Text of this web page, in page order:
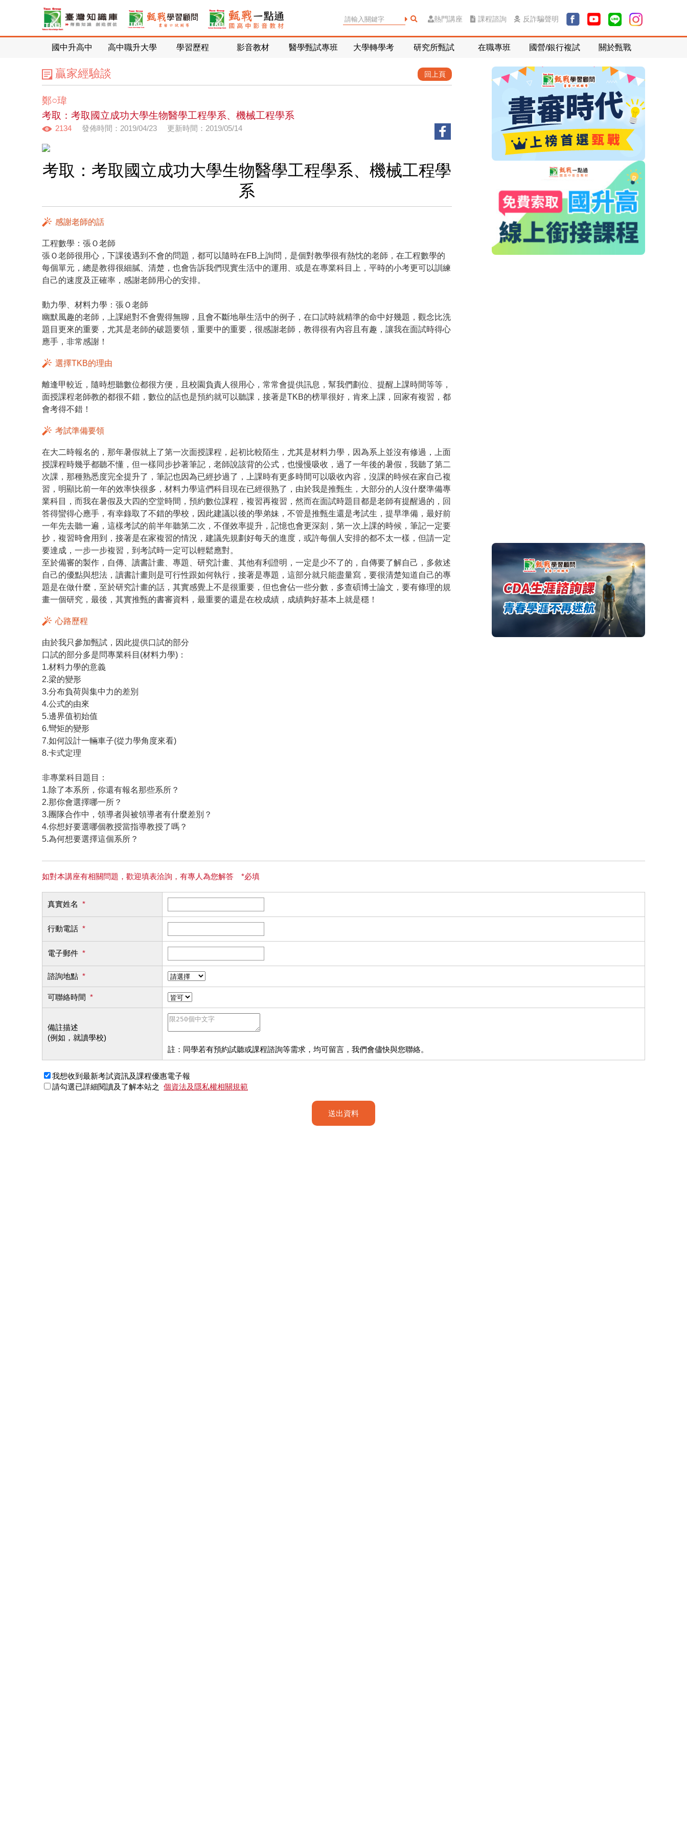
熱門講座 課程諮詢 反詐騙聲明
國中升高中 高中職升大學 學習歷程 影音教材 醫學甄試專班 大學轉學考 研究所甄試 在職專班 國營/銀行複試 關於甄戰
贏家經驗談 回上頁
鄭○瑋
考取：考取國立成功大學生物醫學工程學系、機械工程學系
2134 發佈時間：2019/04/23 更新時間：2019/05/14
考取：考取國立成功大學生物醫學工程學系、機械工程學
系
感謝老師的話
工程數學：張Ｏ老師
張Ｏ老師很用心，下課後遇到不會的問題，都可以隨時在FB上詢問，是個對教學很有熱忱的老師，在工程數學的
每個單元，總是教得很細膩、清楚，也會告訴我們現實生活中的運用、或是在專業科目上，平時的小考更可以訓練
自己的速度及正確率，感謝老師用心的安排。
動力學、材料力學：張Ｏ老師
幽默風趣的老師，上課絕對不會覺得無聊，且會不斷地舉生活中的例子，在口試時就精準的命中好幾題，觀念比洗
題目更來的重要，尤其是老師的破題要領，重要中的重要，很感謝老師，教得很有內容且有趣，讓我在面試時得心
應手，非常感謝！
選擇TKB的理由
離逢甲較近，隨時想聽數位都很方便，且校園負責人很用心，常常會提供訊息，幫我們劃位、提醒上課時間等等，
面授課程老師教的都很不錯，數位的話也是預約就可以聽課，接著是TKB的榜單很好，肯來上課，回家有複習，都
會考得不錯！
考試準備要領
在大二時報名的，那年暑假就上了第一次面授課程，起初比較陌生，尤其是材料力學，因為系上並沒有修過，上面
授課程時幾乎都聽不懂，但一樣同步抄著筆記，老師說該背的公式，也慢慢吸收，過了一年後的暑假，我聽了第二
次課，那種熟悉度完全提升了，筆記也因為已經抄過了，上課時有更多時間可以吸收內容，沒課的時候在家自己複
習，明顯比前一年的效率快很多，材料力學這們科目現在已經很熟了，由於我是推甄生，大部分的人沒什麼準備專
業科目，而我在暑假及大四的空堂時間，預約數位課程，複習再複習，然而在面試時題目都是老師有提醒過的，回
答得蠻得心應手，有幸錄取了不錯的學校，因此建議以後的學弟妹，不管是推甄生還是考試生，提早準備，最好前
一年先去聽一遍，這樣考試的前半年聽第二次，不僅效率提升，記憶也會更深刻，第一次上課的時候，筆記一定要
抄，複習時會用到，接著是在家複習的情況，建議先規劃好每天的進度，或許每個人安排的都不太一樣，但請一定
要達成，一步一步複習，到考試時一定可以輕鬆應對。
至於備審的製作，自傳、讀書計畫、專題、研究計畫、其他有利證明，一定是少不了的，自傳要了解自己，多敘述
自己的優點與想法，讀書計畫則是可行性跟如何執行，接著是專題，這部分就只能盡量寫，要很清楚知道自己的專
題是在做什麼，至於研究計畫的話，其實感覺上不是很重要，但也會佔一些分數，多查碩博士論文，要有條理的規
畫一個研究，最後，其實推甄的書審資料，最重要的還是在校成績，成績夠好基本上就是穩！
心路歷程
由於我只參加甄試，因此提供口試的部分
口試的部分多是問專業科目(材料力學)：
1.材料力學的意義
2.梁的變形
3.分布負荷與集中力的差別
4.公式的由來
5.邊界值初始值
6.彎矩的變形
7.如何設計一輛車子(從力學角度來看)
8.卡式定理
非專業科目題目：
1.除了本系所，你還有報名那些系所？
2.那你會選擇哪一所？
3.團隊合作中，領導者與被領導者有什麼差別？
4.你想好要選哪個教授當指導教授了嗎？
5.為何想要選擇這個系所？
如對本講座有相關問題，歡迎填表洽詢，有專人為您解答 *必填
真實姓名 *
行動電話 *
電子郵件 *
諮詢地點 *
可聯絡時間 *
備註描述
(例如，就讀學校)
註：同學若有預約試聽或課程諮詢等需求，均可留言，我們會儘快與您聯絡。
我想收到最新考試資訊及課程優惠電子報
請勾選已詳細閱讀及了解本站之 個資法及隱私權相關規範
送出資料